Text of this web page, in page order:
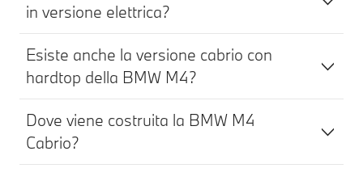
in versione elettrica?
Esiste anche la versione cabrio con
hardtop della BMW M4?
Dove viene costruita la BMW M4
Cabrio?